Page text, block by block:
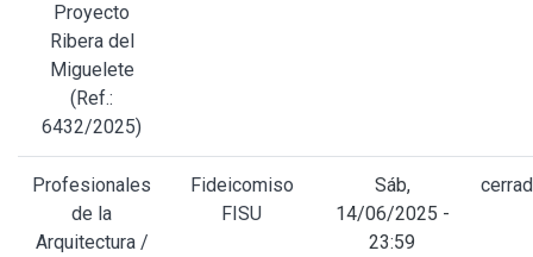
Proyecto
Ribera del
Miguelete
(Ref.:
6432/2025)
Profesionales
de la
Arquitectura /
Fideicomiso
FISU
Sáb,
14/06/2025 -
23:59